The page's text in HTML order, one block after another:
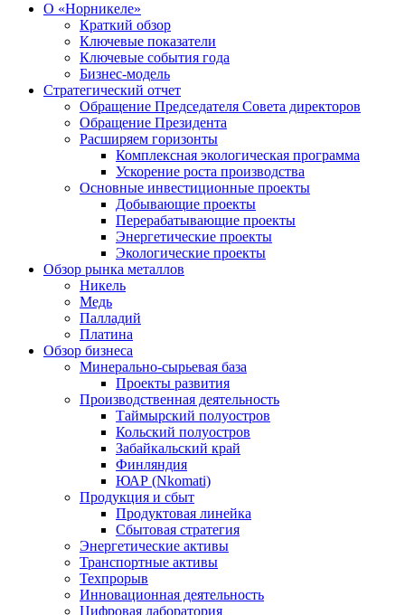
О «Норникеле»
Краткий обзор
Ключевые показатели
Ключевые события года
Бизнес-модель
Стратегический отчет
Обращение Председателя Совета директоров
Обращение Президента
Расширяем горизонты
Комплексная экологическая программа
Ускорение роста производства
Основные инвестиционные проекты
Добывающие проекты
Перерабатывающие проекты
Энергетические проекты
Экологические проекты
Обзор рынка металлов
Никель
Медь
Палладий
Платина
Обзор бизнеса
Минерально-сырьевая база
Проекты развития
Производственная деятельность
Таймырский полуостров
Кольский полуостров
Забайкальский край
Финляндия
ЮАР (Nkomati)
Продукция и сбыт
Продуктовая линейка
Сбытовая стратегия
Энергетические активы
Транспортные активы
Техпрорыв
Инновационная деятельность
Цифровая лаборатория